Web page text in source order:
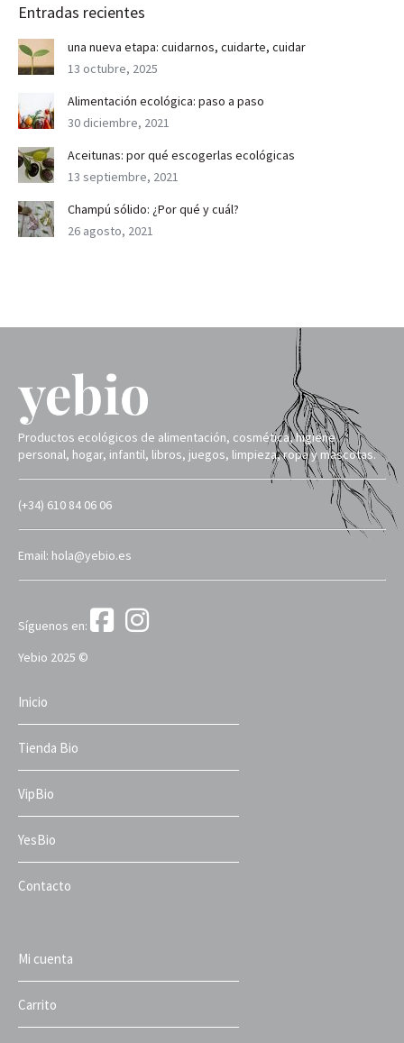
Entradas recientes
una nueva etapa: cuidarnos, cuidarte, cuidar
13 octubre, 2025
Alimentación ecológica: paso a paso
30 diciembre, 2021
Aceitunas: por qué escogerlas ecológicas
13 septiembre, 2021
Champú sólido: ¿Por qué y cuál?
26 agosto, 2021
Productos ecológicos de alimentación, cosmética, higiene
personal, hogar, infantil, libros, juegos, limpieza, ropa y mascotas.
(+34) 610 84 06 06
Email: hola@yebio.es
Síguenos en:
Yebio 2025 ©
Inicio
Tienda Bio
VipBio
YesBio
Contacto
Mi cuenta
Carrito